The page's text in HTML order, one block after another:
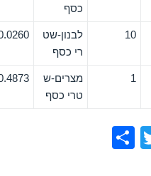
כסף
10
לבנון-שט
רי כסף
1
מצרים-ש
טרי כסף
T